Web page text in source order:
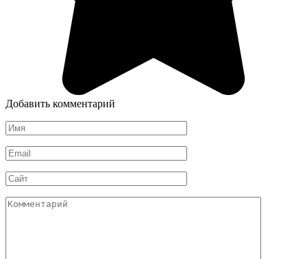
Добавить комментарий
Имя
*
Email
*
Сайт
Комментарий